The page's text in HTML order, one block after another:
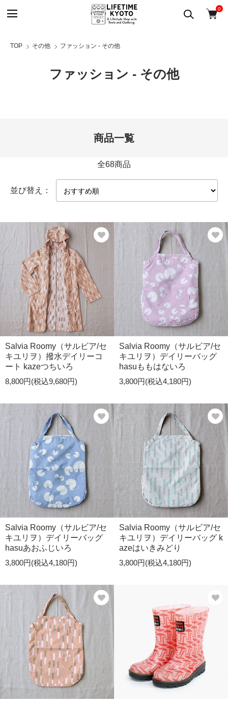
0
TOP その他 ファッション - その他
ファッション - その他
商品一覧
全68商品
並び替え：
Salvia Roomy（サルビア/セ
キユリヲ）撥水デイリーコ
ート kazeつちいろ
8,800円(税込9,680円)
Salvia Roomy（サルビア/セ
キユリヲ）デイリーバッグ
hasuももはないろ
3,800円(税込4,180円)
Salvia Roomy（サルビア/セ
キユリヲ）デイリーバッグ
hasuあおふじいろ
3,800円(税込4,180円)
Salvia Roomy（サルビア/セ
キユリヲ）デイリーバッグ k
azeはいきみどり
3,800円(税込4,180円)